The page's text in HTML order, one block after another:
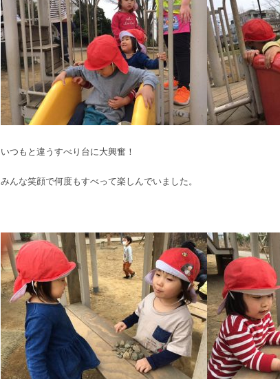
いつもと違うすべり台に大興奮！
みんな笑顔で何度もすべって楽しんでいました。